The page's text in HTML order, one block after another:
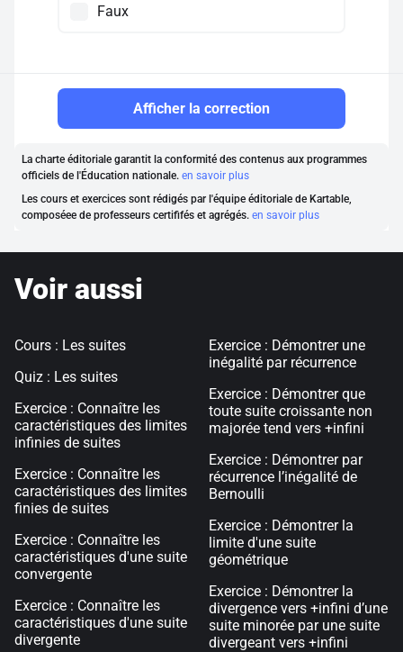
Faux
Afficher la correction
La charte éditoriale garantit la conformité des contenus aux programmes
officiels de l'Éducation nationale. en savoir plus
Les cours et exercices sont rédigés par l'équipe éditoriale de Kartable,
composéee de professeurs certififés et agrégés. en savoir plus
Voir aussi
Cours : Les suites
Quiz : Les suites
Exercice : Connaître les
caractéristiques des limites
infinies de suites
Exercice : Connaître les
caractéristiques des limites
finies de suites
Exercice : Connaître les
caractéristiques d'une suite
convergente
Exercice : Connaître les
caractéristiques d'une suite
divergente
Exercice : Démontrer une
inégalité par récurrence
Exercice : Démontrer que
toute suite croissante non
majorée tend vers +infini
Exercice : Démontrer par
récurrence l’inégalité de
Bernoulli
Exercice : Démontrer la
limite d'une suite
géométrique
Exercice : Démontrer la
divergence vers +infini d’une
suite minorée par une suite
divergeant vers +infini